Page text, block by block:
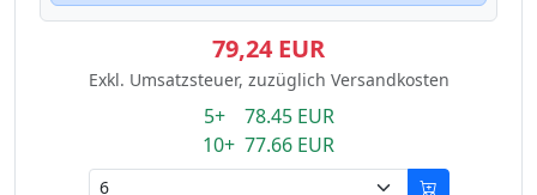
79,24 EUR
Exkl. Umsatzsteuer, zuzüglich Versandkosten
5+ 78.45 EUR
10+ 77.66 EUR